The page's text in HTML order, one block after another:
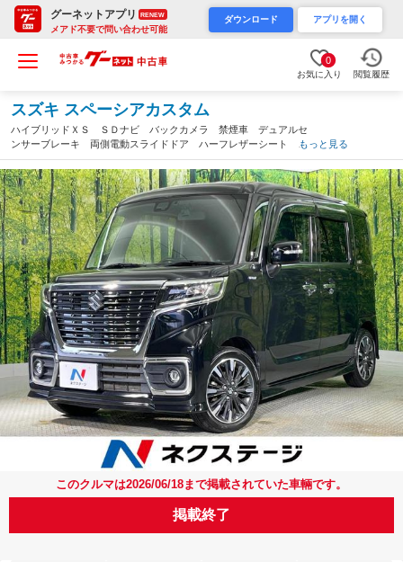
グーネットアプリ RENEW
メアド不要で問い合わせ可能
ダウンロード アプリを開く
0
お気に入り 閲覧履歴
スズキ スペーシアカスタム
ハイブリッドＸＳ ＳＤナビ バックカメラ 禁煙車 デュアルセ
ンサーブレーキ 両側電動スライドドア ハーフレザーシート シ
ートヒーター ドラレコ コーナーセンサー スマートキー ＬＥ
Ｄヘッド ＥＴＣ（和歌山県）
もっと見る
このクルマは2026/06/18まで掲載されていた車輛です。
掲載終了